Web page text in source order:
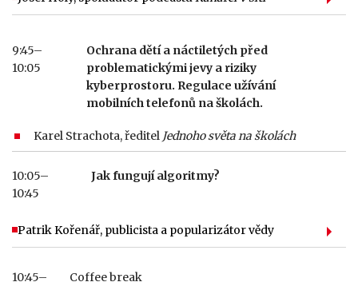
9:45–
10:05
Ochrana dětí a náctiletých před
problematickými jevy a riziky
kyberprostoru. Regulace užívání
mobilních telefonů na školách.
Karel Strachota, ředitel Jednoho světa na školách
10:05–
10:45
Jak fungují algoritmy?
Patrik Kořenář, publicista a popularizátor vědy
10:45–
Coffee break